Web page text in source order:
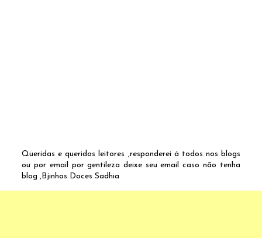
Queridas e queridos leitores ,responderei á todos nos blogs
ou por email por gentileza deixe seu email caso não tenha
blog ,Bjinhos Doces Sadhia